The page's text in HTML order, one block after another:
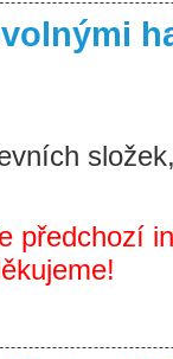
předchozí